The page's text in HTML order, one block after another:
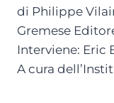
di Philippe
Gremese
Interviene: Eric
A cura